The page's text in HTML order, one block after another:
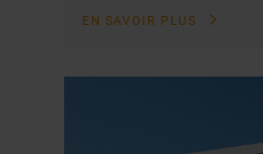
EN SAVOIR PLUS